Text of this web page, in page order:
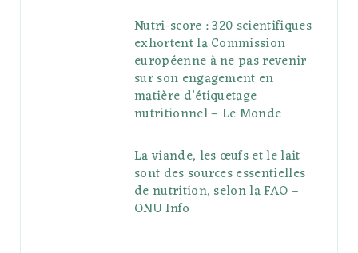
Nutri-score : 320 scientifiques
exhortent la Commission
européenne à ne pas revenir
sur son engagement en
matière d’étiquetage
nutritionnel – Le Monde
La viande, les œufs et le lait
sont des sources essentielles
de nutrition, selon la FAO –
ONU Info